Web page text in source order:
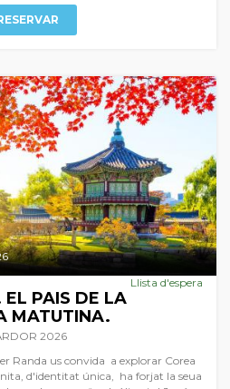
Llista d'espera
EL PAIS DE LA
MATUTINA.
2026
Randa us convida a explorar Corea
d'identitat única, ha forjat la seua